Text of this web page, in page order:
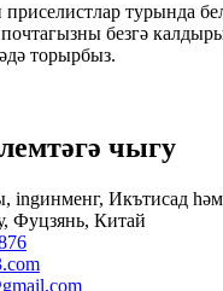
приселистлар турында
безгә
торырбыз.
чыгу
ingинменг, Икътисад
Фуцзянь, Китай